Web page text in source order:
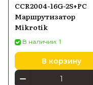
CCR2004-16G-2S+PC
Маршрутизатор
Mikrotik
В наличии: 1
В корзину